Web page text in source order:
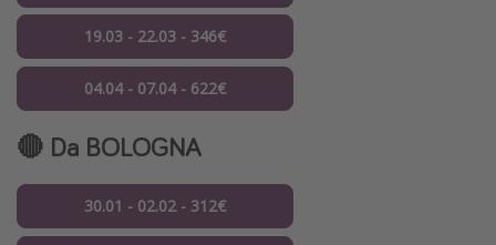
19.03 - 22.03 - 346€
04.04 - 07.04 - 622€
🔴 Da BOLOGNA
30.01 - 02.02 - 312€